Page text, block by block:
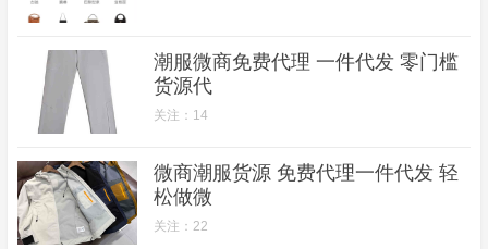
潮服微商免费代理 一件代发 零门槛
货源代
关注：14
微商潮服货源 免费代理一件代发 轻
松做微
关注：22